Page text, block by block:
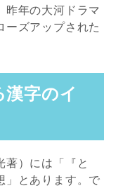
昨年の大河ドラマ
ーズアップされた
漢字のイ
著）には「『と
」とあります。で